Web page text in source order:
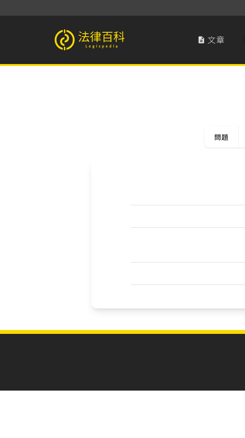
法律百科 Legispedia  文章
問題